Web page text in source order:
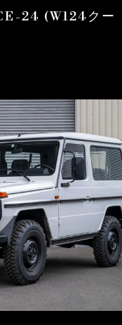
24 (W124クー